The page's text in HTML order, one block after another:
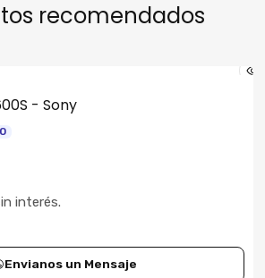
recomendados
- Sony
interés.
Envianos un Mensaje